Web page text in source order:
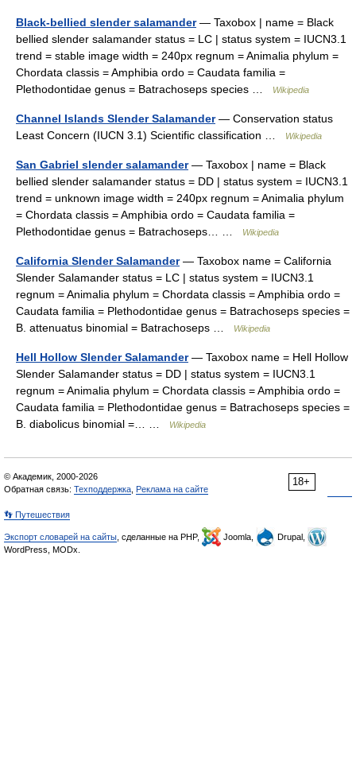
Black-bellied slender salamander— Taxobox | name = Black
bellied slender salamander status = LC | status system = IUCN3.1
trend = stable image width = 240px regnum = Animalia phylum =
Chordata classis = Amphibia ordo = Caudata familia =
Plethodontidae genus = Batrachoseps species …
Wikipedia
Channel Islands Slender Salamander— Conservation status
Least Concern (IUCN 3.1) Scientific classification …
Wikipedia
San Gabriel slender salamander— Taxobox | name = Black
bellied slender salamander status = DD | status system = IUCN3.1
trend = unknown image width = 240px regnum = Animalia phylum
= Chordata classis = Amphibia ordo = Caudata familia =
Plethodontidae genus = Batrachoseps… …
Wikipedia
California Slender Salamander— Taxobox name = California
Slender Salamander status = LC | status system = IUCN3.1
regnum = Animalia phylum = Chordata classis = Amphibia ordo =
Caudata familia = Plethodontidae genus = Batrachoseps species =
B. attenuatus binomial = Batrachoseps …
Wikipedia
Hell Hollow Slender Salamander— Taxobox name = Hell Hollow
Slender Salamander status = DD | status system = IUCN3.1
regnum = Animalia phylum = Chordata classis = Amphibia ordo =
Caudata familia = Plethodontidae genus = Batrachoseps species =
B. diabolicus binomial =… …
Wikipedia
18+
© Академик, 2000-2026
Обратная связь: Техподдержка Реклама на сайте
👣 Путешествия
Экспорт словарей на сайты , сделанные на PHP, Joomla,
Drupal,
WordPress, MODx.